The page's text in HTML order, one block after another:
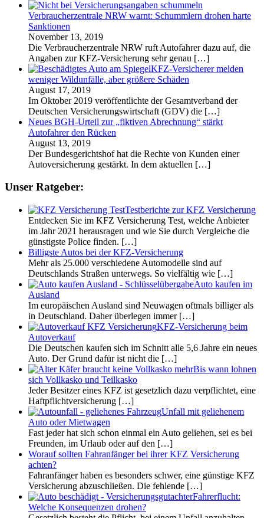
Verbraucherzentrale NRW warnt: Schummlern drohen harte
Sanktionen
November 13, 2019
Die Verbraucherzentrale NRW ruft Autofahrer dazu auf, die
Angaben zur KFZ-Versicherung sehr genau […]
KFZ-Versicherer melden
weniger Wildunfälle, aber größere Schäden
August 17, 2019
Im Oktober 2019 veröffentlichte der Gesamtverband der
Deutschen Versicherungswirtschaft (GDV) die […]
Neues BGH-Urteil zur „fiktiven Abrechnung“ stärkt
Autofahrer den Rücken
August 13, 2019
Der Bundesgerichtshof hat die Rechte von Kunden einer
Autoversicherung gestärkt. In dem aktuellen […]
Unser Ratgeber:
Testberichte zur KFZ Versicherung
Entdecken Sie im KFZ Versicherung Test, welche Anbieter
im Jahr 2021 herausragen und wie Sie durch Vergleiche die
günstigste Police finden. […]
Billigste Autos bei der KFZ-Versicherung
Mehr als 25.000 verschiedene Automodelle sind auf
Deutschlands Straßen unterwegs. So vielfältig wie […]
Auto kaufen im
Ausland
Im europäischen Ausland sind Neuwagen oftmals billiger als
in Deutschland. Daher überlegen immer […]
KFZ-Versicherung beim
Autoverkauf
Die Deutschen kaufen sich im Schnitt alle 5,6 Jahre ein neues
Auto. Der Grund dafür ist nicht die […]
Bis wann lohnen
sich Vollkasko und Teilkasko
Jeder Besitzer eines KFZ ist gesetzlich dazu verpflichtet, eine
Haftpflichtversicherung […]
Unfall mit geliehenem
Auto oder Mietwagen
Fast jeder hat sich schon einmal ein Auto geliehen, sei es bei
Freunden, im Urlaub oder auf den […]
Worauf sollten Fahranfänger bei ihrer KFZ Versicherung
achten?
Fahranfänger haben es besonders schwer, eine günstige KFZ
Versicherung abzuschließen. Die fehlende […]
Fahrerflucht:
Welche Konsequenzen drohen?